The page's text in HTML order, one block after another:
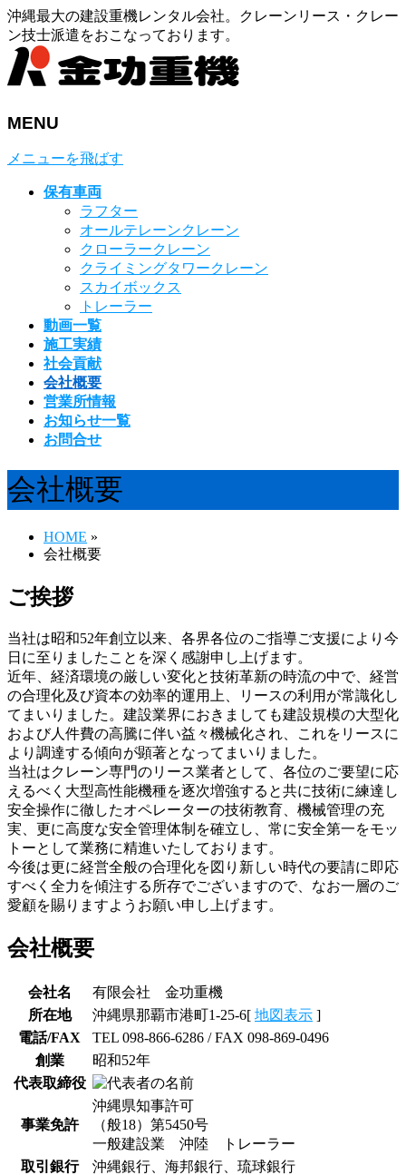
沖縄最大の建設重機レンタル会社。クレーンリース・クレー
ン技士派遣をおこなっております。
MENU
メニューを飛ばす
保有車両
ラフター
オールテレーンクレーン
クローラークレーン
クライミングタワークレーン
スカイボックス
トレーラー
動画一覧
施工実績
社会貢献
会社概要
営業所情報
お知らせ一覧
お問合せ
会社概要
HOME »
会社概要
ご挨拶
当社は昭和52年創立以来、各界各位のご指導ご支援により今
日に至りましたことを深く感謝申し上げます。
近年、経済環境の厳しい変化と技術革新の時流の中で、経営
の合理化及び資本の効率的運用上、リースの利用が常識化し
てまいりました。建設業界におきましても建設規模の大型化
および人件費の高騰に伴い益々機械化され、これをリースに
より調達する傾向が顕著となってまいりました。
当社はクレーン専門のリース業者として、各位のご要望に応
えるべく大型高性能機種を逐次増強すると共に技術に練達し
安全操作に徹したオペレーターの技術教育、機械管理の充
実、更に高度な安全管理体制を確立し、常に安全第一をモッ
トーとして業務に精進いたしております。
今後は更に経営全般の合理化を図り新しい時代の要請に即応
すべく全力を傾注する所存でございますので、なお一層のご
愛顧を賜りますようお願い申し上げます。
会社概要
会社名
有限会社 金功重機
所在地
沖縄県那覇市港町1-25-6[ 地図表示 ]
電話/FAX
TEL 098-866-6286 / FAX 098-869-0496
創業
昭和52年
代表取締役
事業免許
沖縄県知事許可
（般18）第5450号
一般建設業 沖陸 トレーラー
取引銀行
沖縄銀行、海邦銀行、琉球銀行